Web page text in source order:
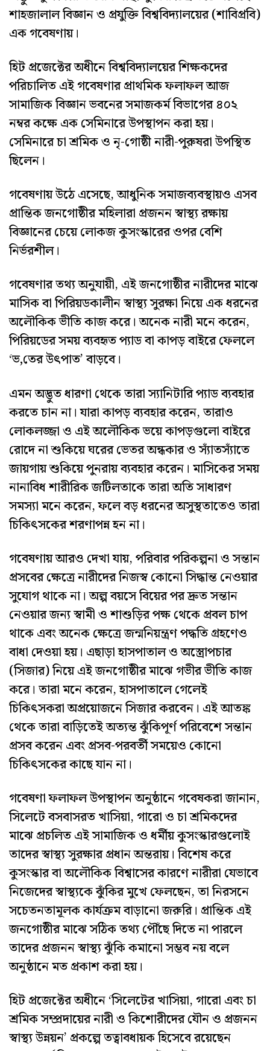
শাহজালাল বিজ্ঞান ও প্রযুক্তি বিশ্ববিদ্যালয়ের (শাবিপ্রবি)
এক গবেষণায়।
হিট প্রজেক্টের অধীনে বিশ্ববিদ্যালয়ের শিক্ষকদের
পরিচালিত এই গবেষণার প্রাথমিক ফলাফল আজ
সামাজিক বিজ্ঞান ভবনের সমাজকর্ম বিভাগের ৪০২
নম্বর কক্ষে এক সেমিনারে উপস্থাপন করা হয়।
সেমিনারে চা শ্রমিক ও নৃ-গোষ্ঠী নারী-পুরুষরা উপস্থিত
ছিলেন।
গবেষণায় উঠে এসেছে, আধুনিক সমাজব্যবস্থায়ও এসব
প্রান্তিক জনগোষ্ঠীর মহিলারা প্রজনন স্বাস্থ্য রক্ষায়
বিজ্ঞানের চেয়ে লোকজ কুসংস্কারের ওপর বেশি
নির্ভরশীল।
গবেষণার তথ্য অনুযায়ী, এই জনগোষ্ঠীর নারীদের মাঝে
মাসিক বা পিরিয়ডকালীন স্বাস্থ্য সুরক্ষা নিয়ে এক ধরনের
অলৌকিক ভীতি কাজ করে। অনেক নারী মনে করেন,
পিরিয়ডের সময় ব্যবহৃত প্যাড বা কাপড় বাইরে ফেললে
‘ভ‚তের উৎপাত’ বাড়বে।
এমন অদ্ভুত ধারণা থেকে তারা স্যানিটারি প্যাড ব্যবহার
করতে চান না। যারা কাপড় ব্যবহার করেন, তারাও
লোকলজ্জা ও এই অলৌকিক ভয়ে কাপড়গুলো বাইরে
রোদে না শুকিয়ে ঘরের ভেতর অন্ধকার ও স্যাঁতস্যাঁতে
জায়গায় শুকিয়ে পুনরায় ব্যবহার করেন। মাসিকের সময়
নানাবিধ শারীরিক জটিলতাকে তারা অতি সাধারণ
সমস্যা মনে করেন, ফলে বড় ধরনের অসুস্থতাতেও তারা
চিকিৎসকের শরণাপন্ন হন না।
গবেষণায় আরও দেখা যায়, পরিবার পরিকল্পনা ও সন্তান
প্রসবের ক্ষেত্রে নারীদের নিজস্ব কোনো সিদ্ধান্ত নেওয়ার
সুযোগ থাকে না। অল্প বয়সে বিয়ের পর দ্রুত সন্তান
নেওয়ার জন্য স্বামী ও শাশুড়ির পক্ষ থেকে প্রবল চাপ
থাকে এবং অনেক ক্ষেত্রে জন্মনিয়ন্ত্রণ পদ্ধতি গ্রহণেও
বাধা দেওয়া হয়। এছাড়া হাসপাতাল ও অস্ত্রোপচার
(সিজার) নিয়ে এই জনগোষ্ঠীর মাঝে গভীর ভীতি কাজ
করে। তারা মনে করেন, হাসপাতালে গেলেই
চিকিৎসকরা অপ্রয়োজনে সিজার করবেন। এই আতঙ্ক
থেকে তারা বাড়িতেই অত্যন্ত ঝুঁকিপূর্ণ পরিবেশে সন্তান
প্রসব করেন এবং প্রসব-পরবর্তী সময়েও কোনো
চিকিৎসকের কাছে যান না।
গবেষণা ফলাফল উপস্থাপন অনুষ্ঠানে গবেষকরা জানান,
সিলেটে বসবাসরত খাসিয়া, গারো ও চা শ্রমিকদের
মাঝে প্রচলিত এই সামাজিক ও ধর্মীয় কুসংস্কারগুলোই
তাদের স্বাস্থ্য সুরক্ষার প্রধান অন্তরায়। বিশেষ করে
কুসংস্কার বা অলৌকিক বিশ্বাসের কারণে নারীরা যেভাবে
নিজেদের স্বাস্থ্যকে ঝুঁকির মুখে ফেলছেন, তা নিরসনে
সচেতনতামূলক কার্যক্রম বাড়ানো জরুরি। প্রান্তিক এই
জনগোষ্ঠীর মাঝে সঠিক তথ্য পৌঁছে দিতে না পারলে
তাদের প্রজনন স্বাস্থ্য ঝুঁকি কমানো সম্ভব নয় বলে
অনুষ্ঠানে মত প্রকাশ করা হয়।
হিট প্রজেক্টের অধীনে ‘সিলেটের খাসিয়া, গারো এবং চা
শ্রমিক সম্প্রদায়ের নারী ও কিশোরীদের যৌন ও প্রজনন
স্বাস্থ্য উন্নয়ন’ প্রকল্পে তত্বাবধায়ক হিসেবে রয়েছেন